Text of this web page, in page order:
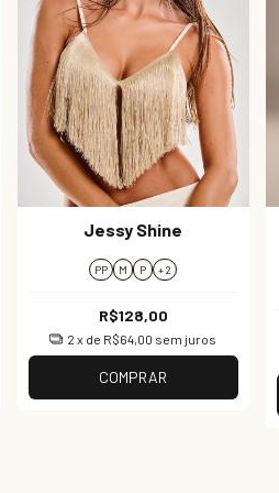
Jessy Shine
PP M P + 2
R$128,00
2 x de R$64,00 sem juros
COMPRAR